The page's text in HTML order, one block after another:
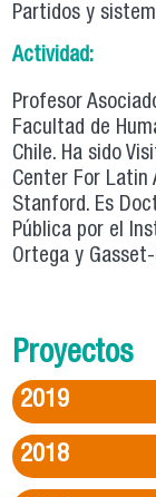
Partidos y
Actividad:
Profesor
Facultad de
Chile. Ha sido
Center For Latin
Stanford. Es
Pública por el
Ortega y
Proyectos
2019
2018